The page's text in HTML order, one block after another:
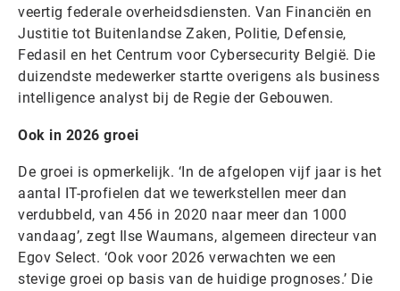
veertig federale overheidsdiensten. Van Financiën en
Justitie tot Buitenlandse Zaken, Politie, Defensie,
Fedasil en het Centrum voor Cybersecurity België. Die
duizendste medewerker startte overigens als business
intelligence analyst bij de Regie der Gebouwen.
Ook in 2026 groei
De groei is opmerkelijk. ‘In de afgelopen vijf jaar is het
aantal IT-profielen dat we tewerkstellen meer dan
verdubbeld, van 456 in 2020 naar meer dan 1000
vandaag’, zegt Ilse Waumans, algemeen directeur van
Egov Select. ‘Ook voor 2026 verwachten we een
stevige groei op basis van de huidige prognoses.’ Die